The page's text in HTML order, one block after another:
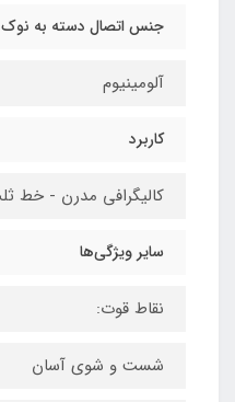
جنس اتصال دسته به نوک
آلومینیوم
کاربرد
کالیگرافی مدرن - خط
سایر ویژگی‌ها
نقاط قوت:
شست و شوی آسان